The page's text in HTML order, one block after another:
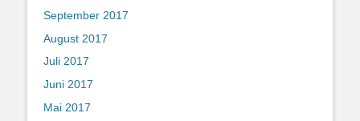
September 2017
August 2017
Juli 2017
Juni 2017
Mai 2017